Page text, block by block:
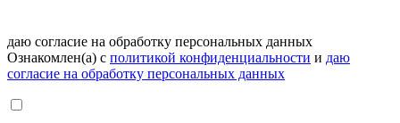
даю согласие на обработку персональных данных
Ознакомлен(а) с политикой конфиденциальности и даю
согласие на обработку персональных данных